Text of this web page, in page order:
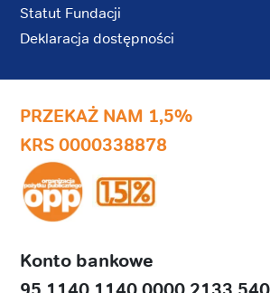
Statut Fundacji
Deklaracja dostępności
PRZEKAŻ NAM 1,5%
KRS 0000338878
Konto bankowe